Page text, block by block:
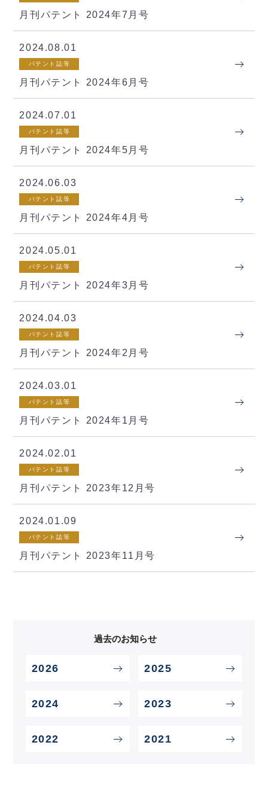
月刊パテント 2024年7月号
2024.08.01
パテント誌等
月刊パテント 2024年6月号
2024.07.01
パテント誌等
月刊パテント 2024年5月号
2024.06.03
パテント誌等
月刊パテント 2024年4月号
2024.05.01
パテント誌等
月刊パテント 2024年3月号
2024.04.03
パテント誌等
月刊パテント 2024年2月号
2024.03.01
パテント誌等
月刊パテント 2024年1月号
2024.02.01
パテント誌等
月刊パテント 2023年12月号
2024.01.09
パテント誌等
月刊パテント 2023年11月号
過去のお知らせ
2026 2025
2024 2023
2022 2021